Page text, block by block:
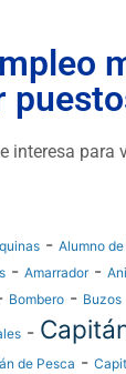
interesa para
- Alumno
- Amarrador-
Bombero - Buzos
-
de Pesca -